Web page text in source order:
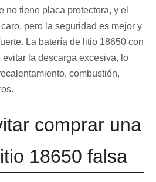
no tiene placa protectora, y el
pero la seguridad es mejor y
La batería de litio 18650 con
la descarga excesiva, lo
combustión,
comprar una
18650 falsa